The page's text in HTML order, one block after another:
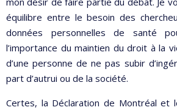
équilibre entre le besoin des
données personnelles de santé
l’importance du maintien du droit à la
d’une personne de ne pas subir
part d’autrui ou de la société.
Certes, la Déclaration de Montréal et